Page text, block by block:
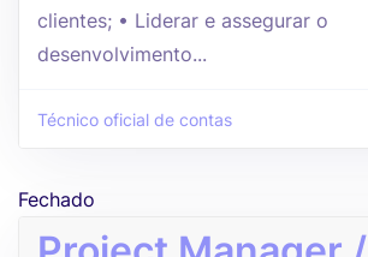
clientes; • Liderar e assegurar o
desenvolvimento...
Técnico oficial de contas
Fechado